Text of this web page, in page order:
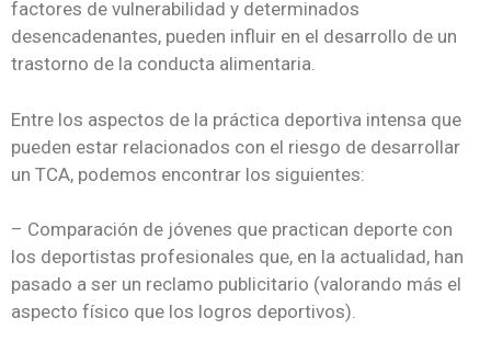
factores de vulnerabilidad y determinados
desencadenantes, pueden influir en el desarrollo de un
trastorno de la conducta alimentaria.
Entre los aspectos de la práctica deportiva intensa que
pueden estar relacionados con el riesgo de desarrollar
un TCA, podemos encontrar los siguientes:
– Comparación de jóvenes que practican deporte con
los deportistas profesionales que, en la actualidad, han
pasado a ser un reclamo publicitario (valorando más el
aspecto físico que los logros deportivos).